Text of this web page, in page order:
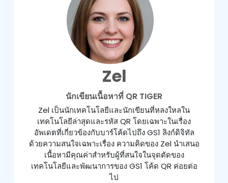
Zel
นักเขียนเนื้อหาที่ QR TIGER
Zel เป็นนักเทคโนโลยีและนักเขียนที่หลงใหลใน
เทคโนโลยีล่าสุดและรหัส QR โดยเฉพาะในเรื่อง
อัพเดตที่เกี่ยวข้องกับบาร์โค้ดไปถึง GS1 ลิงก์ดิจิทัล
ด้วยความสนใจเฉพาะเรื่อง ความคิดของ Zel นำเสนอ
เนื้อหามีคุณค่าสำหรับผู้ที่สนใจในจุดตัดของ
เทคโนโลยีและพัฒนาการของ GS1 โค้ด QR ค่อยต่อ
ไป